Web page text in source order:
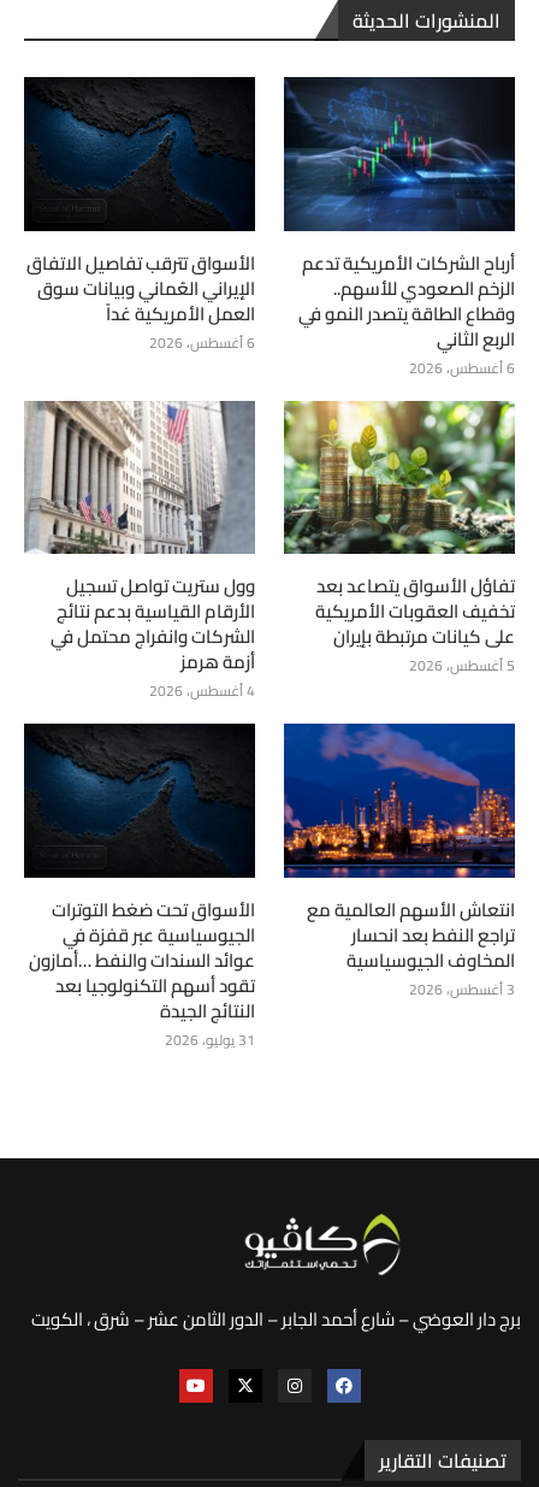
المنشورات الحديثة
أرباح الشركات الأمريكية تدعم
الزخم الصعودي للأسهم..
وقطاع الطاقة يتصدر النمو في
الربع الثاني
6 أغسطس، 2026
الأسواق تترقب تفاصيل الاتفاق
الإيراني العُماني وبيانات سوق
العمل الأمريكية غداً
6 أغسطس، 2026
تفاؤل الأسواق يتصاعد بعد
تخفيف العقوبات الأمريكية
على كيانات مرتبطة بإيران
5 أغسطس، 2026
وول ستريت تواصل تسجيل
الأرقام القياسية بدعم نتائج
الشركات وانفراج محتمل في
أزمة هرمز
4 أغسطس، 2026
انتعاش الأسهم العالمية مع
تراجع النفط بعد انحسار
المخاوف الجيوسياسية
3 أغسطس، 2026
الأسواق تحت ضغط التوترات
الجيوسياسية عبر قفزة في
عوائد السندات والنفط …أمازون
تقود أسهم التكنولوجيا بعد
النتائج الجيدة
31 يوليو، 2026
برج دار العوضي – شارع أحمد الجابر – الدور الثامن عشر – شرق ، الكويت
تصنيفات التقارير